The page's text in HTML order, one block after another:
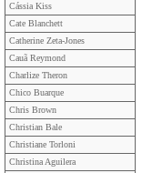
Cássia Kiss
Cate Blanchett
Catherine Zeta-Jones
Cauã Reymond
Charlize Theron
Chico Buarque
Chris Brown
Christian Bale
Christiane Torloni
Christina Aguilera